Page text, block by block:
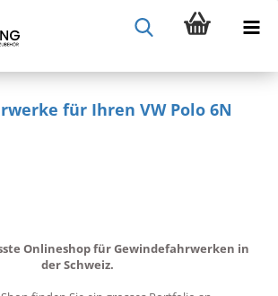
für Ihren VW Polo 6N
Onlineshop für Gewindefahrwerken in
der Schweiz.